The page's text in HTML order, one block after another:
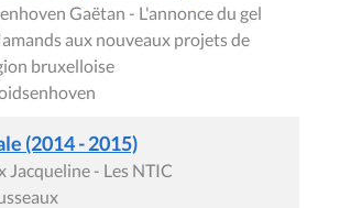
Gaëtan - L'annonce du gel
aux nouveaux projets de
bruxelloise
(2014 - 2015)
Jacqueline - Les NTIC